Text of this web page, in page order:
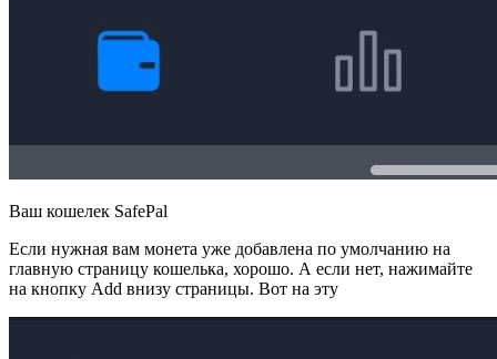
Ваш кошелек SafePal
Если нужная вам монета уже добавлена по умолчанию на
главную страницу кошелька, хорошо. А если нет, нажимайте
на кнопку Add внизу страницы. Вот на эту